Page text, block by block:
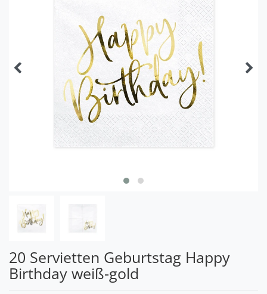
20 Servietten Geburtstag Happy
Birthday weiß-gold